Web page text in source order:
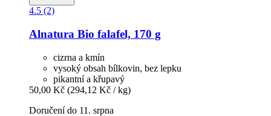
4.5 (2)
Alnatura Bio falafel, 170 g
cizrna a kmín
vysoký obsah bílkovin, bez lepku
pikantní a křupavý
50,00 Kč (294,12 Kč / kg)
Doručení do 11. srpna